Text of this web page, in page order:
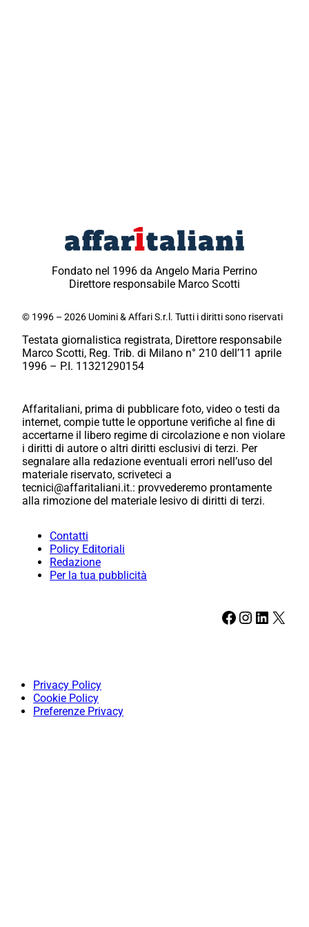
Fondato nel 1996 da Angelo Maria Perrino
Direttore responsabile Marco Scotti
© 1996 – 2026 Uomini & Affari S.r.l. Tutti i diritti sono riservati
Testata giornalistica registrata, Direttore responsabile
Marco Scotti, Reg. Trib. di Milano n° 210 dell’11 aprile
1996 – P.I. 11321290154
Affaritaliani, prima di pubblicare foto, video o testi da
internet, compie tutte le opportune verifiche al fine di
accertarne il libero regime di circolazione e non violare
i diritti di autore o altri diritti esclusivi di terzi. Per
segnalare alla redazione eventuali errori nell’uso del
materiale riservato, scriveteci a
tecnici@affaritaliani.it.: provvederemo prontamente
alla rimozione del materiale lesivo di diritti di terzi.
Contatti
Policy Editoriali
Redazione
Per la tua pubblicità
Facebook Instagram LinkedIn X
Privacy Policy
Cookie Policy
Preferenze Privacy